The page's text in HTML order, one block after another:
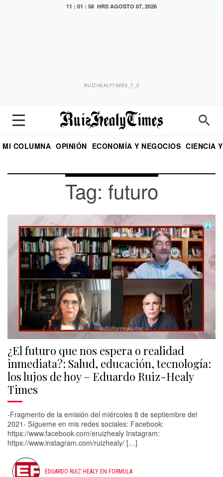
11 : 01 : 59 HRS AGOSTO 07, 2026
RUIZHEALYTIMES_T_0
MI COLUMNA OPINIÓN ECONOMÍA Y NEGOCIOS CIENCIA
Tag: futuro
¿El futuro que nos espera o realidad
inmediata?: Salud, educación, tecnología:
los lujos de hoy – Eduardo Ruiz-Healy
Times
-Fragmento de la emisión del miércoles 8 de septiembre del
2021- Sígueme en mis redes sociales: Facebook:
https://www.facebook.com/eruizhealy Instagram:
https://www.instagram.com/ruizhealy/ […]
EDUARDO RUIZ HEALY EN FORMULA